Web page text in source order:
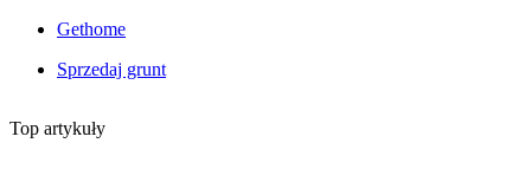
Gethome
Sprzedaj grunt
Top artykuły